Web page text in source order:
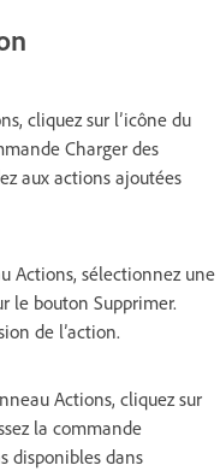
cliquez sur l’icône du
Charger des
aux actions ajoutées
Actions, sélectionnez une
le bouton Supprimer.
de l’action.
Actions, cliquez sur
la commande
disponibles dans